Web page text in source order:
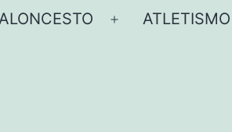
Abrir
ATLETISMO